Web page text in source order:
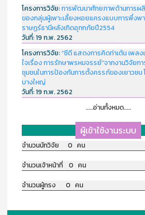
โครงการวิจัย:การพัฒนาศักยภาพด้านการผ
ของกลุ่มผู้เพาะเลี้ยงหอยแครงแบบการพึ่งพ
ราษฏร์ธานีหลังเกิดอุทกภัยปี2554
วันที่:19 ก.พ. 2562
โครงการวิจัย:“ซีดี แสดงการคิดท่าเต้น เพล
ใจเรื่อง การรักษาพรหมจรรย์”จากงานวิจัยก
ชุมชนในการป้องกันการตั้งครรภ์ของเยาวชน
บางใหญ่
วันที่:19 ก.พ. 2562
.....อ่านทั้งหมด.....
ผู้เข้าใช้งานระบบ
จำนวนนักวิจัย 0 คน
จำนวนเจ้าหน้าที่ 0 คน
จำนวนผู้ทรง 0 คน